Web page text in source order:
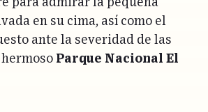
para admirar la pequeña
en su cima, así como el
ante la severidad de las
Parque Nacional El